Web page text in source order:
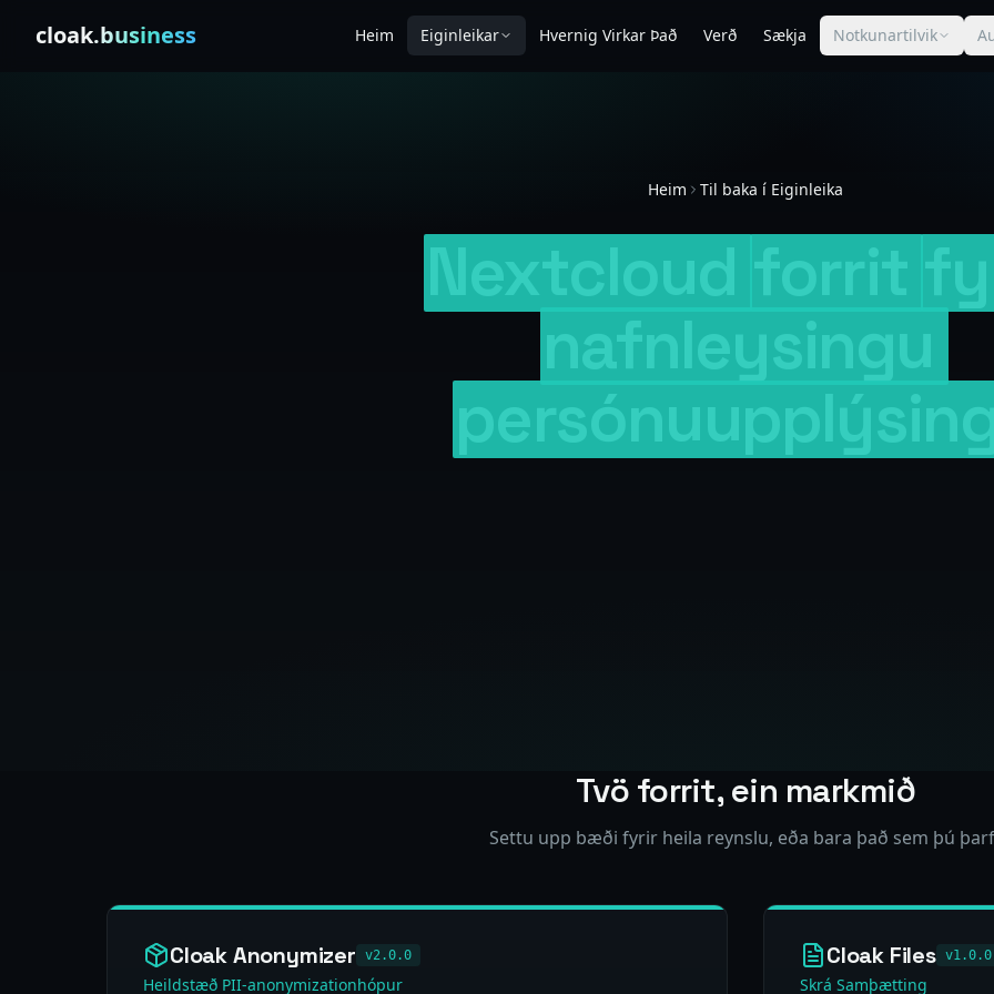
cloak.business Heim Eiginleikar Hvernig Virkar Það Verð Sækja Notkunartilvik
Heim Til baka í Eiginleika
Tvö forrit, ein markmið
Settu upp bæði fyrir heila reynslu, eða bara það sem þú
Cloak Anonymizer v2.0.0
Heildstæð PII-anonymizationhópur
Cloak Files v1.0.0
Skrá Samþætting